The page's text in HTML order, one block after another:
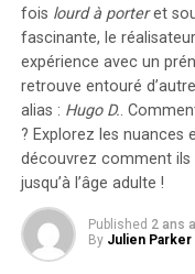
À lire aussi :La
Mèmes
Dans la vidéo, on
Michelle Visage, et le
les acteurs Cheyenne
Ceci n’est qu’une
campagne de Harris
tout en
fois lourd à porteret
fascinante, le
expérience avec un
retrouve entouré
alias : Hugo D..
? Explorez les nuances
découvrez comment ils
jusqu’à l’âge adulte !
Published 2 ans
By Julien Parker